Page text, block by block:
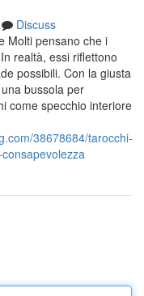
Discuss
Molti pensano che i
realtà, essi riflettono
possibili. Con la giusta
bussola per
come specchio interiore
38678684/tarocchi-